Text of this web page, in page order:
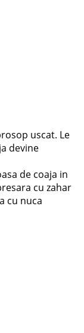
uscat. Le
devine
de coaja in
cu zahar
cu nuca